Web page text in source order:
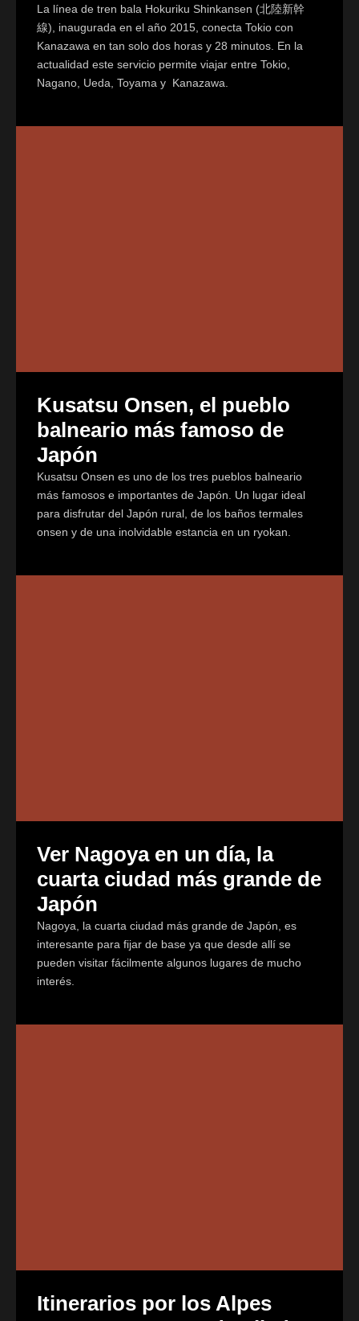
La línea de tren bala Hokuriku Shinkansen (北陸新幹
線), inaugurada en el año 2015, conecta Tokio con
Kanazawa en tan solo dos horas y 28 minutos. En la
actualidad este servicio permite viajar entre Tokio,
Nagano, Ueda, Toyama y Kanazawa.
Kusatsu Onsen, el pueblo
balneario más famoso de
Japón
Kusatsu Onsen es uno de los tres pueblos balneario
más famosos e importantes de Japón. Un lugar ideal
para disfrutar del Japón rural, de los baños termales
onsen y de una inolvidable estancia en un ryokan.
Ver Nagoya en un día, la
cuarta ciudad más grande de
Japón
Nagoya, la cuarta ciudad más grande de Japón, es
interesante para fijar de base ya que desde allí se
pueden visitar fácilmente algunos lugares de mucho
interés.
Itinerarios por los Alpes